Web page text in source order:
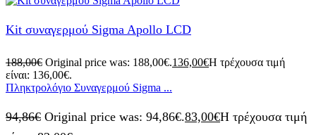
Kit συναγερμού Sigma Apollo LCD
188,00€ Original price was: 188,00€.136,00€Η τρέχουσα τιμή
είναι: 136,00€.
Πληκτρολόγιο Συναγερμού Sigma ...
94,86€ Original price was: 94,86€.83,00€Η τρέχουσα τιμή